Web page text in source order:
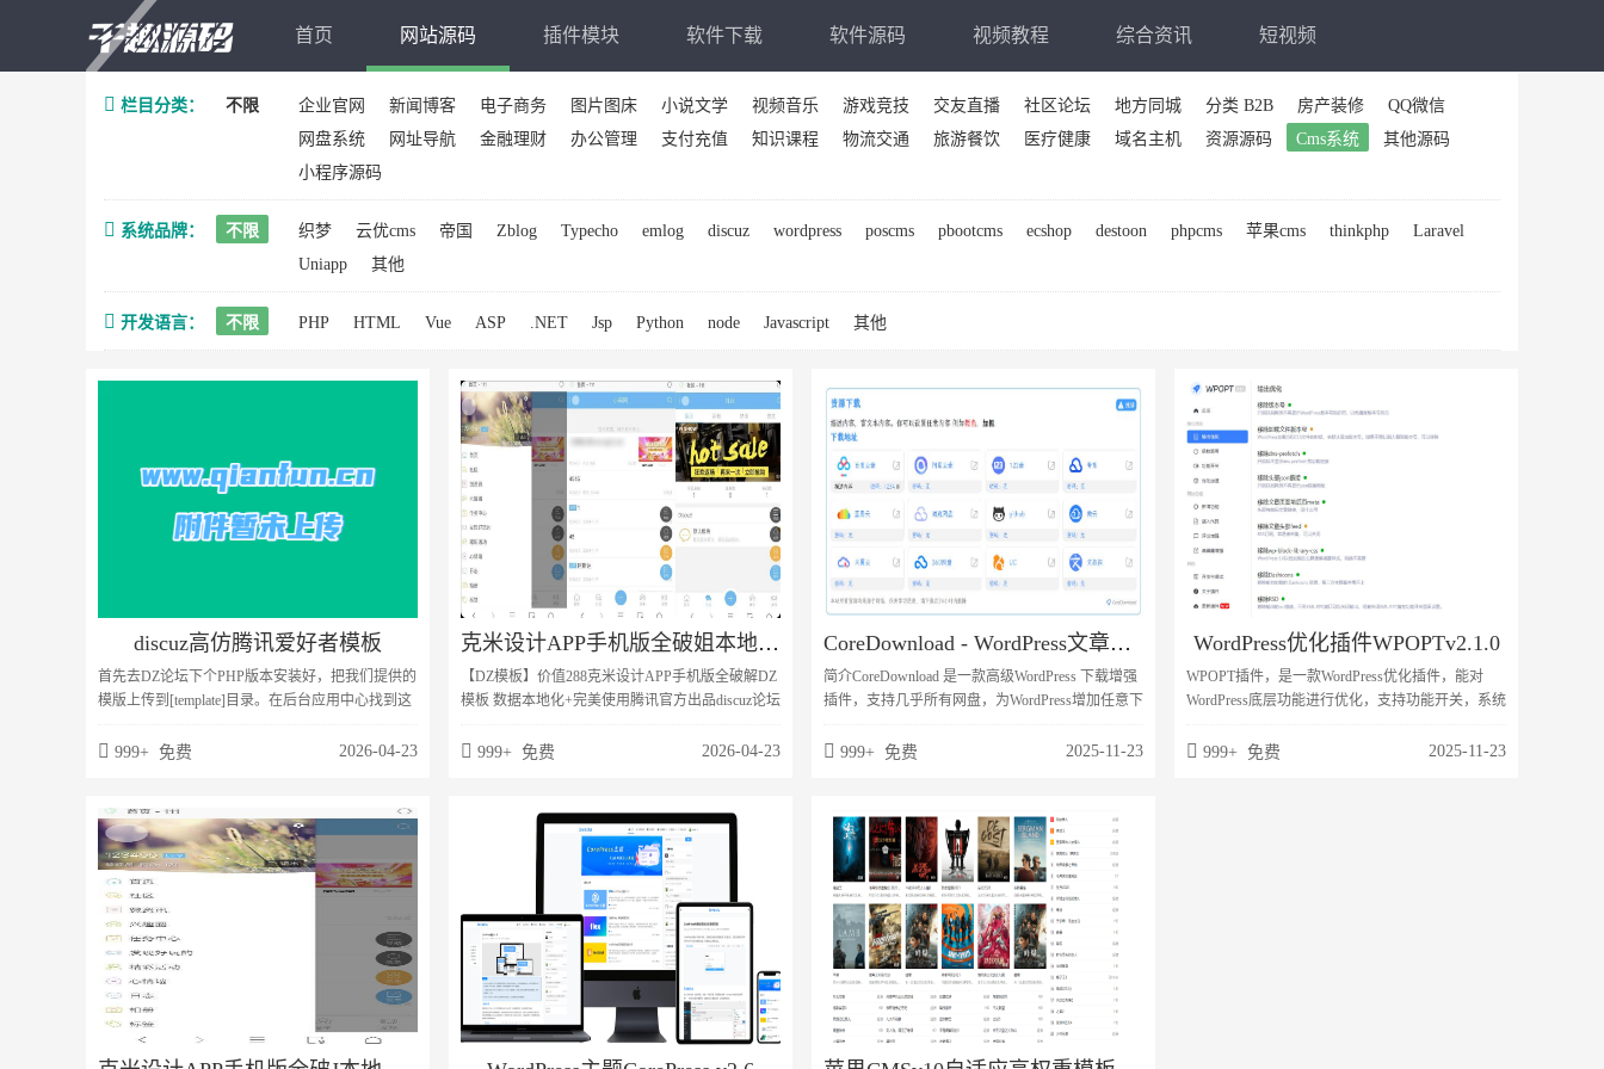
首页 网站源码 插件模块 软件下载 软件源码 视频教程 综合资讯 短视频
栏目分类： 不限 企业官网 新闻博客 电子商务 图片图床 小说文学 视频音乐 游戏竞技 交友直播 社区论坛 地方同城 分类 B2B 房产装修
QQ微信
网盘系统
网址导航 金融理财 办公管理 支付充值 知识课程 物流交通 旅游餐饮 医疗健康 域名主机 资源源码 Cms系统
其他源码
小程序源码
系统品牌： 不限 织梦 云优cms 帝国 Zblog Typecho emlog discuz wordpress poscms pbootcms ecshop destoon phpcms 苹果cms thinkphp
Laravel
Uniapp
其他
开发语言： 不限 PHP HTML Vue ASP .NET Jsp Python node Javascript 其他
discuz高仿腾讯爱好者模板
首先去DZ论坛下个PHP版本安装好，把我们提供的
模版上传到[template]目录。在后台应用中心找到这
2026-04-23
999+ 免费
克米设计APP手机版全破姐本地化+完美使用
【DZ模板】价值288克米设计APP手机版全破解DZ
模板 数据本地化+完美使用腾讯官方出品discuz论坛
侠，自定义马甲，自定义认证，自定义广告，完全
2026-04-23
999+ 免费
CoreDownload - WordPress文章下载增强插件v1.0.6
简介CoreDownload 是一款高级WordPress 下载增强
插件，支持几乎所有网盘，为WordPress增加任意下
中全局开启。然后编辑文章，可以在下面找到
2025-11-23
999+ 免费
WordPress优化插件WPOPTv2.1.0
WPOPT插件，是一款WordPress优化插件，能对
WordPress底层功能进行优化，支持功能开关，系统
面采用Vue3+element-plus制作。无论是外观，还是
2025-11-23
999+ 免费